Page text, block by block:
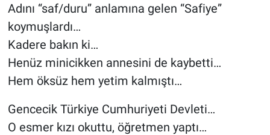
Adını “saf/duru” anlamına gelen “Safiye”
koymuşlardı…
Kadere bakın ki…
Henüz minicikken annesini de kaybetti…
Hem öksüz hem yetim kalmıştı…
Gencecik Türkiye Cumhuriyeti Devleti…
O esmer kızı okuttu, öğretmen yaptı…